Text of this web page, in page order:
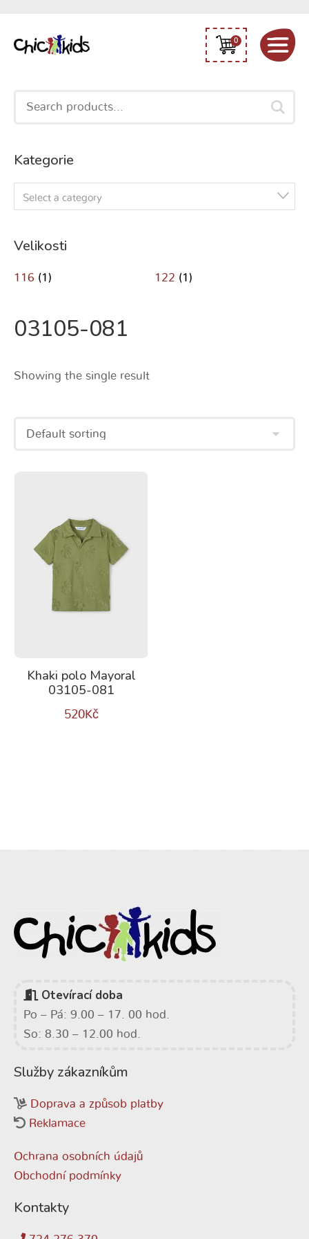
0
Search
Kategorie
Select a category
Velikosti
116 (1) 122 (1)
03105-081
Showing the single result
Khaki polo Mayoral
03105-081
520Kč
Otevírací doba
Po – Pá: 9.00 – 17. 00 hod.
So: 8.30 – 12.00 hod.
Služby zákazníkům
Doprava a způsob platby
Reklamace
Ochrana osobních údajů
Obchodní podmínky
Kontakty